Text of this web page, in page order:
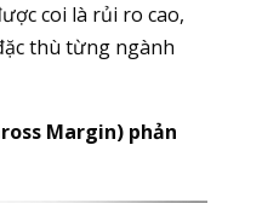
coi là rủi ro cao,
thù từng ngành
Margin) phản